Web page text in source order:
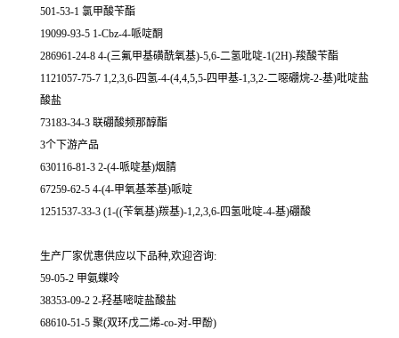
501-53-1 氯甲酸苄酯
19099-93-5 1-Cbz-4-哌啶酮
286961-24-8 4-(三氟甲基磺酰氧基)-5,6-二氢吡啶-1(2H)-羧酸苄酯
1121057-75-7 1,2,3,6-四氢-4-(4,4,5,5-四甲基-1,3,2-二噁硼烷-2-基)吡啶盐
酸盐
73183-34-3 联硼酸频那醇酯
3个下游产品
630116-81-3 2-(4-哌啶基)烟腈
67259-62-5 4-(4-甲氧基苯基)哌啶
1251537-33-3 (1-((苄氧基)羰基)-1,2,3,6-四氢吡啶-4-基)硼酸
生产厂家优惠供应以下品种,欢迎咨询:
59-05-2 甲氨蝶呤
38353-09-2 2-羟基嘧啶盐酸盐
68610-51-5 聚(双环戊二烯-co-对-甲酚)